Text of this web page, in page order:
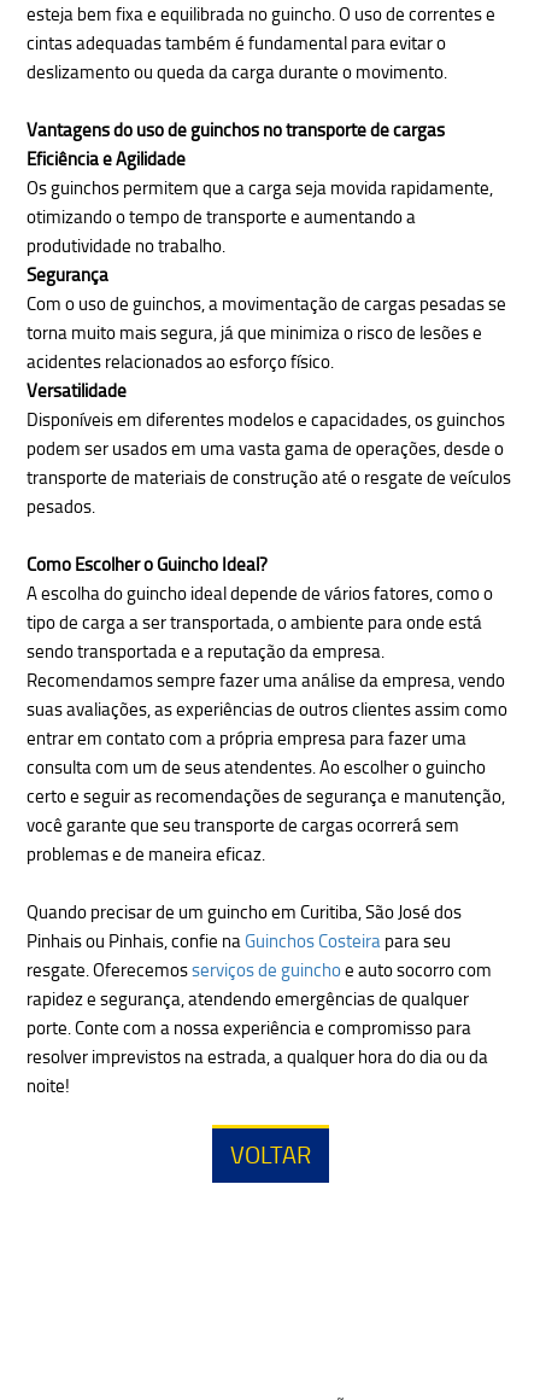
esteja bem fixa e equilibrada no guincho. O uso de correntes e
cintas adequadas também é fundamental para evitar o
deslizamento ou queda da carga durante o movimento.
Vantagens do uso de guinchos no transporte de cargas
Eficiência e Agilidade
Os guinchos permitem que a carga seja movida rapidamente,
otimizando o tempo de transporte e aumentando a
produtividade no trabalho.
Segurança
Com o uso de guinchos, a movimentação de cargas pesadas se
torna muito mais segura, já que minimiza o risco de lesões e
acidentes relacionados ao esforço físico.
Versatilidade
Disponíveis em diferentes modelos e capacidades, os guinchos
podem ser usados em uma vasta gama de operações, desde o
transporte de materiais de construção até o resgate de veículos
pesados.
Como Escolher o Guincho Ideal?
A escolha do guincho ideal depende de vários fatores, como o
tipo de carga a ser transportada, o ambiente para onde está
sendo transportada e a reputação da empresa.
Recomendamos sempre fazer uma análise da empresa, vendo
suas avaliações, as experiências de outros clientes assim como
entrar em contato com a própria empresa para fazer uma
consulta com um de seus atendentes.Ao escolher o guincho
certo e seguir as recomendações de segurança e manutenção,
você garante que seu transporte de cargas ocorrerá sem
problemas e de maneira eficaz.
Quando precisar de um guincho em Curitiba, São José dos
Pinhais ou Pinhais, confie naGuinchos Costeirapara seu
resgate. Oferecemosserviços de guinchoe auto socorro com
rapidez e segurança, atendendo emergências de qualquer
porte. Conte com a nossa experiência e compromisso para
resolver imprevistos na estrada, a qualquer hora do dia ou da
noite!
VOLTAR